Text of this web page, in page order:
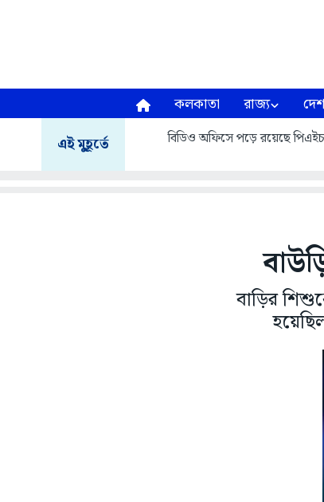
কলকাতা রাজ্য
এই মুহূর্তে বিডিও অফিসে পড়ে রয়েছে
বাড়ির